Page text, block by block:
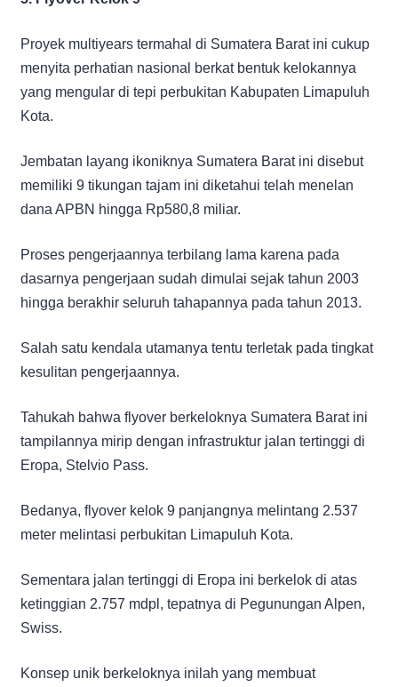
Proyek multiyears termahal di Sumatera Barat ini cukup
menyita perhatian nasional berkat bentuk kelokannya
yang mengular di tepi perbukitan Kabupaten Limapuluh
Kota.
Jembatan layang ikoniknya Sumatera Barat ini disebut
memiliki 9 tikungan tajam ini diketahui telah menelan
dana APBN hingga Rp580,8 miliar.
Proses pengerjaannya terbilang lama karena pada
dasarnya pengerjaan sudah dimulai sejak tahun 2003
hingga berakhir seluruh tahapannya pada tahun 2013.
Salah satu kendala utamanya tentu terletak pada tingkat
kesulitan pengerjaannya.
Tahukah bahwa flyover berkeloknya Sumatera Barat ini
tampilannya mirip dengan infrastruktur jalan tertinggi di
Eropa, Stelvio Pass.
Bedanya, flyover kelok 9 panjangnya melintang 2.537
meter melintasi perbukitan Limapuluh Kota.
Sementara jalan tertinggi di Eropa ini berkelok di atas
ketinggian 2.757 mdpl, tepatnya di Pegunungan Alpen,
Swiss.
Konsep unik berkeloknya inilah yang membuat